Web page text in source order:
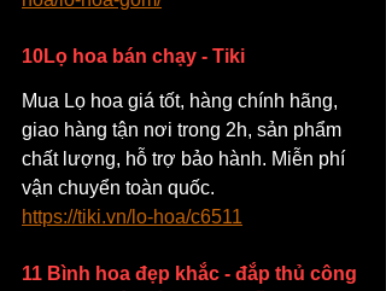
10Lọ hoa bán chạy - Tiki
Mua Lọ hoa giá tốt, hàng chính hãng,
giao hàng tận nơi trong 2h, sản phẩm
chất lượng, hỗ trợ bảo hành. Miễn phí
vận chuyển toàn quốc.
https://tiki.vn/lo-hoa/c6511
11 Bình hoa đẹp khắc - đắp thủ công